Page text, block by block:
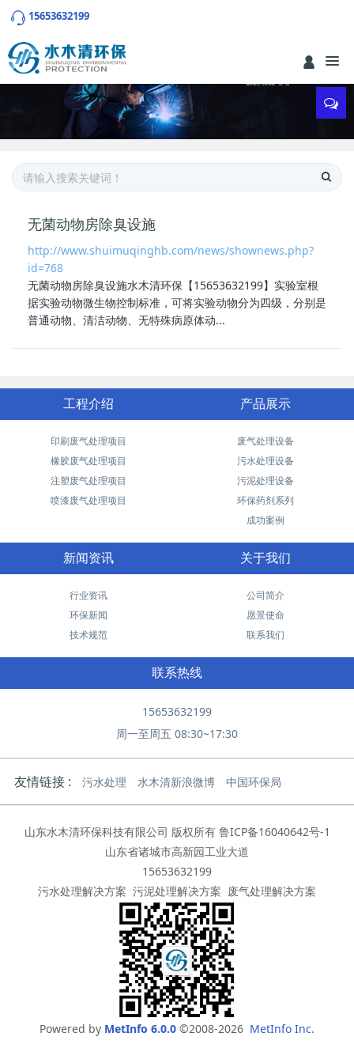
15653632199
无菌动物房除臭设施
http://www.shuimuqinghb.com/news/shownews.php?
id=768
无菌动物房除臭设施水木清环保【15653632199】实验室根
据实验动物微生物控制标准，可将实验动物分为四级，分别是
普通动物、清洁动物、无特殊病原体动...
工程介绍
印刷废气处理项目
橡胶废气处理项目
注塑废气处理项目
喷漆废气处理项目
产品展示
废气处理设备
污水处理设备
污泥处理设备
环保药剂系列
成功案例
新闻资讯
行业资讯
环保新闻
技术规范
关于我们
公司简介
愿景使命
联系我们
联系热线
15653632199
周一至周五 08:30~17:30
友情链接 : 污水处理 水木清新浪微博 中国环保局
山东水木清环保科技有限公司 版权所有 鲁ICP备16040642号-1
山东省诸城市高新园工业大道
15653632199
污水处理解决方案 污泥处理解决方案 废气处理解决方案
Powered by MetInfo 6.0.0 ©2008-2026 MetInfo Inc.